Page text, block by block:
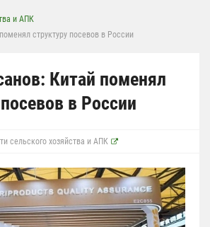
и АПК
структуру посевов в России
Китай поменял
в России
сельского хозяйства и АПК